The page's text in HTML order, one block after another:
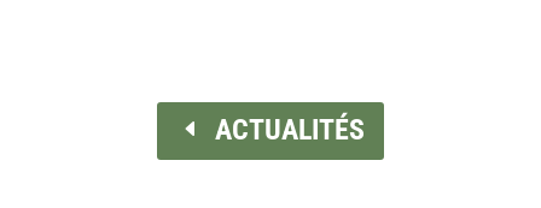
ACTUALITÉS